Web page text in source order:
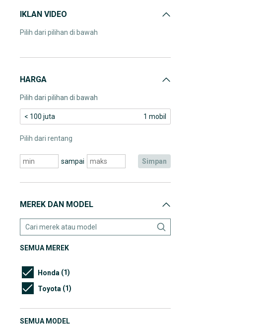
IKLAN VIDEO
Pilih dari pilihan di bawah
HARGA
Pilih dari pilihan di bawah
< 100 juta 1 mobil
Pilih dari rentang
sampai simpan
MEREK DAN MODEL
SEMUA MEREK
Honda (1)
Toyota (1)
SEMUA MODEL